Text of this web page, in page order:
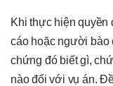
Khi thực hiện quyền
cáo hoặc người bào
chứng đó biết gì,
nào đối với vụ án.